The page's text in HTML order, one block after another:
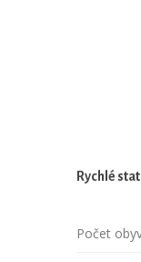
Rychlé
Počet